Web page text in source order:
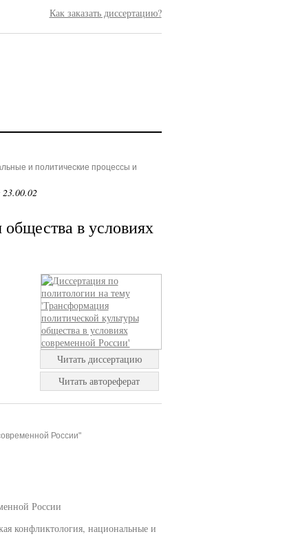
Как заказать диссертацию?
и политические процессы и
в условиях
Читать диссертацию
Читать автореферат
России"
России
конфликтология, национальные и